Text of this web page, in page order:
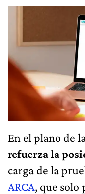
En el plano de
refuerza la
carga de la
ARCA, que solo